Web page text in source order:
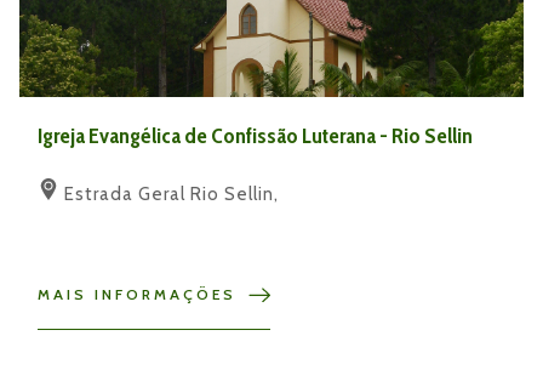
Igreja Evangélica de Confissão Luterana - Rio Sellin
Estrada Geral Rio Sellin,
MAIS INFORMAÇÕES